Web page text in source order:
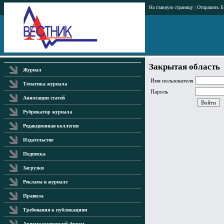
На главную страницу | Отправить
Журнал
Тематика журнала
Аннотации статей
Рубрикатор журнала
Редакционная коллегия
Издательство
Подписка
Загрузки
Реклама в журнале
Правила
Требования к публикациям
Закрытая область
Имя пользователя
Пароль